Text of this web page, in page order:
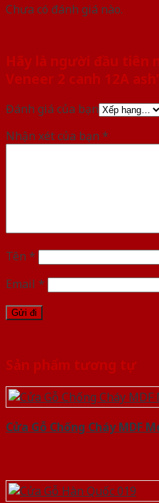
Chưa có đánh giá nào.
Hãy là người đầu tiên
Veneer 2 canh 12A
Đánh giá của bạn
Nhận xét của bạn *
Tên *
Email *
Sản phẩm tương tự
Cửa Gỗ Chống Cháy MDF